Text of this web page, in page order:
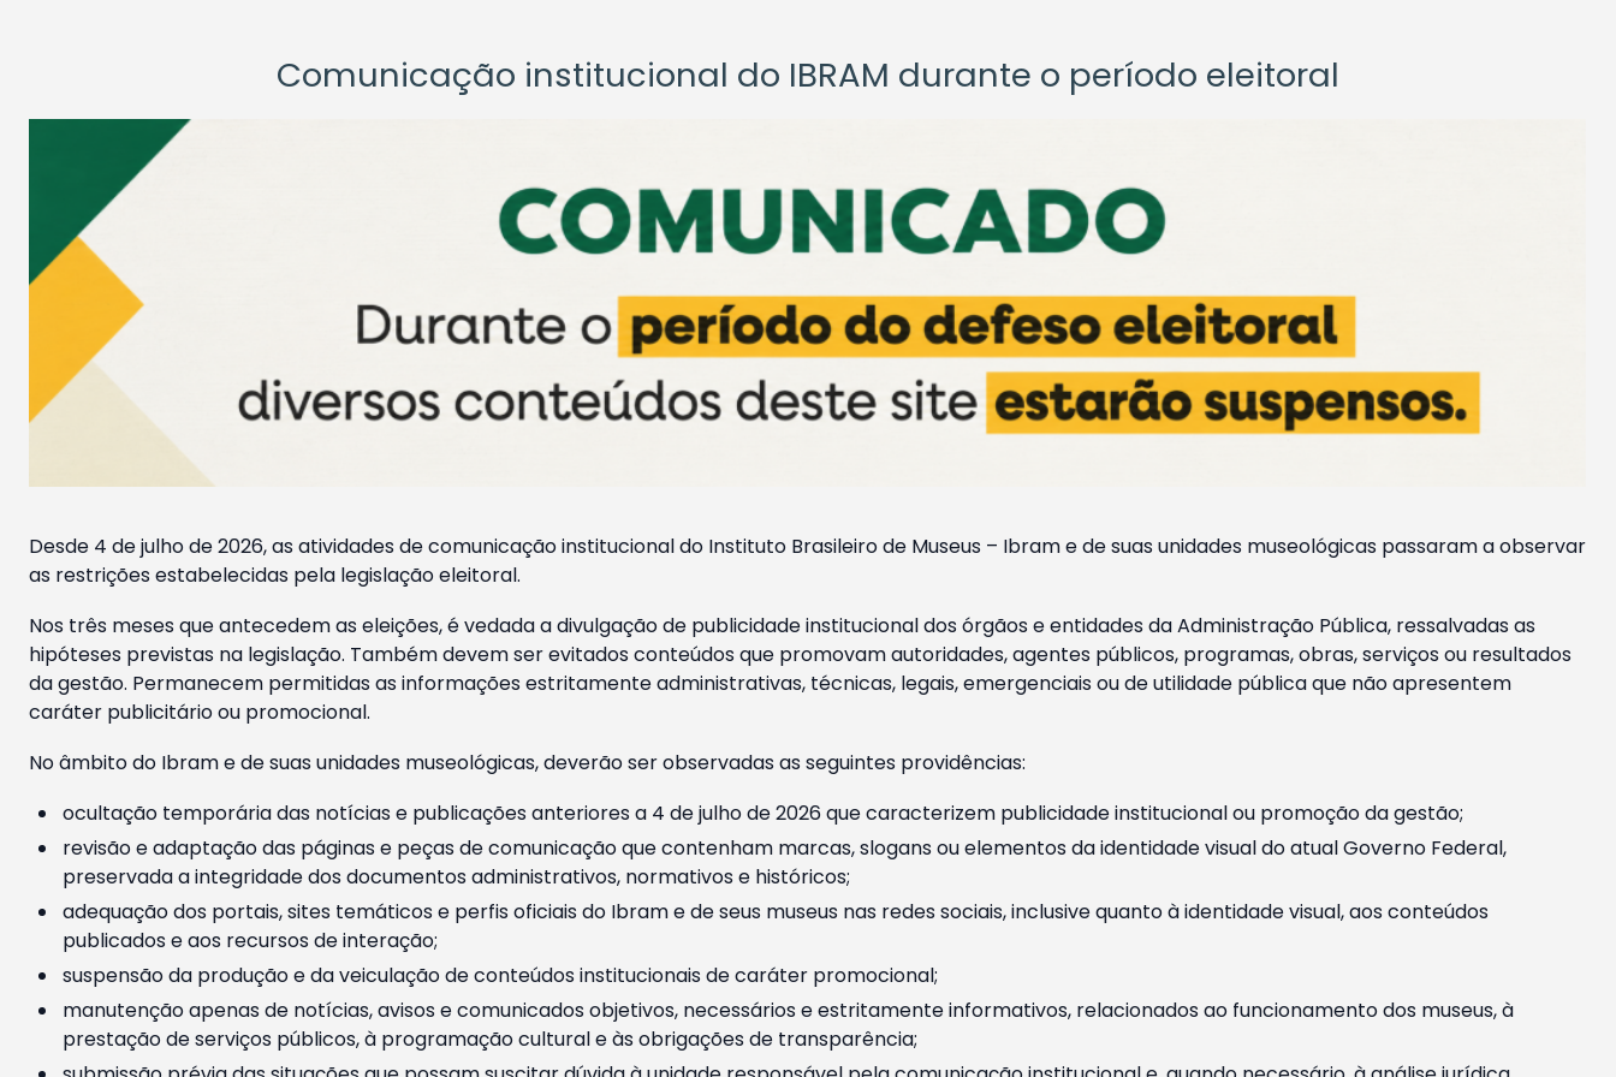
Comunicação institucional do IBRAM durante o período eleitoral
Desde 4 de julho de 2026, as atividades de comunicação institucional do Instituto Brasileiro de Museus – Ibram e de suas unidades museológicas passaram a observar
as restrições estabelecidas pela legislação eleitoral.
Nos três meses que antecedem as eleições, é vedada a divulgação de publicidade institucional dos órgãos e entidades da Administração Pública, ressalvadas as
hipóteses previstas na legislação. Também devem ser evitados conteúdos que promovam autoridades, agentes públicos, programas, obras, serviços ou resultados
da gestão. Permanecem permitidas as informações estritamente administrativas, técnicas, legais, emergenciais ou de utilidade pública que não apresentem
caráter publicitário ou promocional.
No âmbito do Ibram e de suas unidades museológicas, deverão ser observadas as seguintes providências:
ocultação temporária das notícias e publicações anteriores a 4 de julho de 2026 que caracterizem publicidade institucional ou promoção da gestão;
revisão e adaptação das páginas e peças de comunicação que contenham marcas, slogans ou elementos da identidade visual do atual Governo Federal,
preservada a integridade dos documentos administrativos, normativos e históricos;
adequação dos portais, sites temáticos e perfis oficiais do Ibram e de seus museus nas redes sociais, inclusive quanto à identidade visual, aos conteúdos
publicados e aos recursos de interação;
suspensão da produção e da veiculação de conteúdos institucionais de caráter promocional;
manutenção apenas de notícias, avisos e comunicados objetivos, necessários e estritamente informativos, relacionados ao funcionamento dos museus, à
prestação de serviços públicos, à programação cultural e às obrigações de transparência;